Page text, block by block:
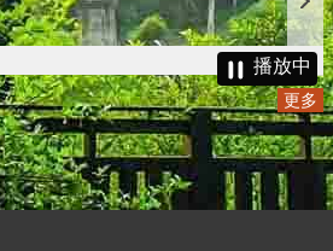
播放中
更多